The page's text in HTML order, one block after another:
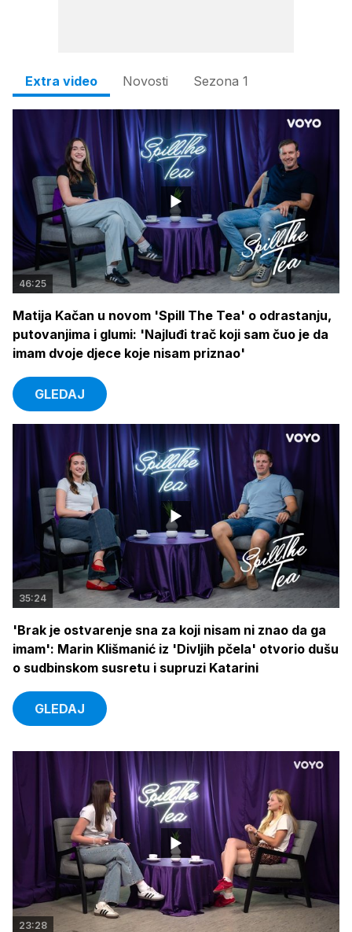
Extra video Novosti Sezona 1
46:25
Matija Kačan u novom 'Spill The Tea' o odrastanju,
putovanjima i glumi: 'Najluđi trač koji sam čuo je da
imam dvoje djece koje nisam priznao'
GLEDAJ
35:24
'Brak je ostvarenje sna za koji nisam ni znao da ga
imam': Marin Klišmanić iz 'Divljih pčela' otvorio dušu
o sudbinskom susretu i supruzi Katarini
GLEDAJ
23:28